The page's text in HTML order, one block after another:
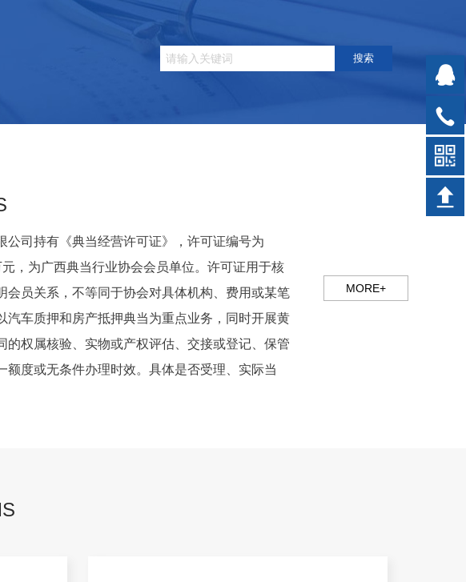
搜索
司持有《典当经营许可证》，许可证编号为
，为广西典当行业协会会员单位。许可证用于核
会员关系，不等同于协会对具体机构、费用或某笔
汽车质押和房产抵押典当为重点业务，同时开展黄
权属核验、实物或产权评估、交接或登记、保管
额度或无条件办理时效。具体是否受理、实际当
MORE+